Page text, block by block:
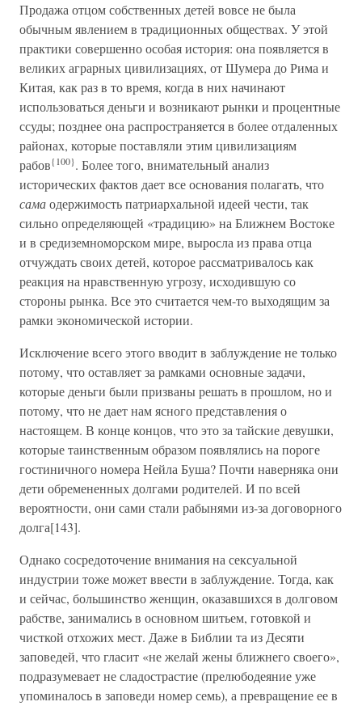
Продажа отцом собственных детей вовсе не была
обычным явлением в традиционных обществах. У этой
практики совершенно особая история: она появляется в
великих аграрных цивилизациях, от Шумера до Рима и
Китая, как раз в то время, когда в них начинают
использоваться деньги и возникают рынки и процентные
ссуды; позднее она распространяется в более отдаленных
районах, которые поставляли этим цивилизациям
рабов{100}. Более того, внимательный анализ
исторических фактов дает все основания полагать, что
самаодержимость патриархальной идеей чести, так
сильно определяющей «традицию» на Ближнем Востоке
и в средиземноморском мире, выросла из права отца
отчуждать своих детей, которое рассматривалось как
реакция на нравственную угрозу, исходившую со
стороны рынка. Все это считается чем-то выходящим за
рамки экономической истории.
Исключение всего этого вводит в заблуждение не только
потому, что оставляет за рамками основные задачи,
которые деньги были призваны решать в прошлом, но и
потому, что не дает нам ясного представления о
настоящем. В конце концов, что это за тайские девушки,
которые таинственным образом появлялись на пороге
гостиничного номера Нейла Буша? Почти наверняка они
дети обремененных долгами родителей. И по всей
вероятности, они сами стали рабынями из-за договорного
долга[143].
Однако сосредоточение внимания на сексуальной
индустрии тоже может ввести в заблуждение. Тогда, как
и сейчас, большинство женщин, оказавшихся в долговом
рабстве, занимались в основном шитьем, готовкой и
чисткой отхожих мест. Даже в Библии та из Десяти
заповедей, что гласит «не желай жены ближнего своего»,
подразумевает не сладострастие (прелюбодеяние уже
упоминалось в заповеди номер семь), а превращение ее в